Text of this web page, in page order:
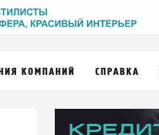
КОМПАНИЙ СПРАВКА